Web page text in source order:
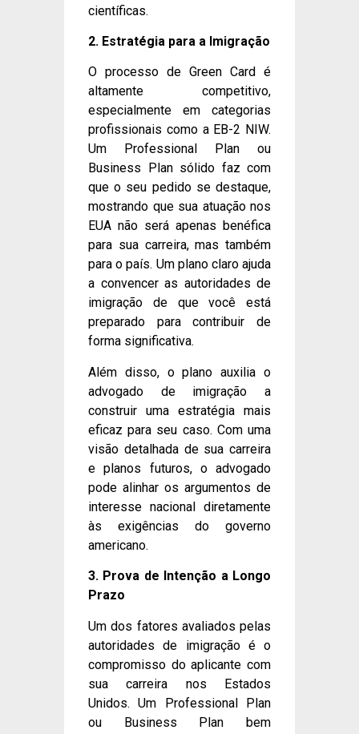
científicas.
2. Estratégia para a Imigração
O processo de Green Card é
altamente competitivo,
especialmente em categorias
profissionais como a EB-2 NIW.
Um Professional Plan ou
Business Plan sólido faz com
que o seu pedido se destaque,
mostrando que sua atuação nos
EUA não será apenas benéfica
para sua carreira, mas também
para o país. Um plano claro ajuda
a convencer as autoridades de
imigração de que você está
preparado para contribuir de
forma significativa.
Além disso, o plano auxilia o
advogado de imigração a
construir uma estratégia mais
eficaz para seu caso. Com uma
visão detalhada de sua carreira
e planos futuros, o advogado
pode alinhar os argumentos de
interesse nacional diretamente
às exigências do governo
americano.
3. Prova de Intenção a Longo
Prazo
Um dos fatores avaliados pelas
autoridades de imigração é o
compromisso do aplicante com
sua carreira nos Estados
Unidos. Um Professional Plan
ou Business Plan bem